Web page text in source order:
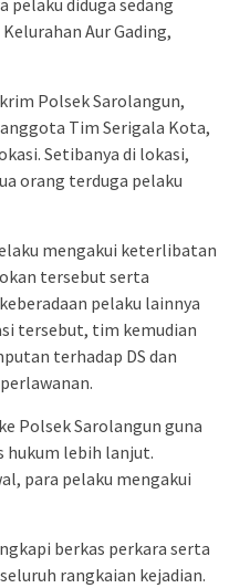
Aur Gading,
Polsek Sarolangun,
Tim Serigala Kota,
Setibanya di lokasi,
orang terduga pelaku
mengakui keterlibatan
tersebut serta
pelaku lainnya
tersebut, tim kemudian
terhadap DS dan
Polsek Sarolangun guna
hukum lebih lanjut.
para pelaku mengakui
berkas perkara serta
rangkaian kejadian.